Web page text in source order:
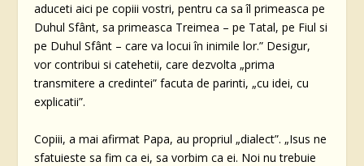
aduceti aici pe copiii vostri, pentru ca sa îl primeasca pe
Duhul Sfânt, sa primeasca Treimea – pe Tatal, pe Fiul si
pe Duhul Sfânt – care va locui în inimile lor.” Desigur,
vor contribui si catehetii, care dezvolta „prima
transmitere a credintei” facuta de parinti, „cu idei, cu
explicatii”.
Copiii, a mai afirmat Papa, au propriul „dialect”. „Isus ne
sfatuieste sa fim ca ei, sa vorbim ca ei. Noi nu trebuie